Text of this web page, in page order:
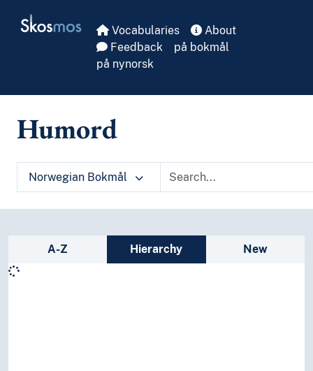
Skosmos Vocabularies
About
Feedback
på bokmål
på nynorsk
Humord
Norwegian Bokmål
Sidebar listing: list and traverse
A-Z Hierarchy New